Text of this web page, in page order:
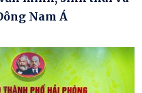
Nam Á